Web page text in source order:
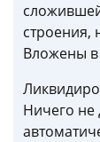
строения,
Вложены в
Ничего не